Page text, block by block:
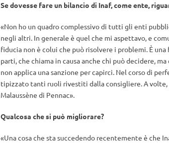
Se dovesse fare un bilancio di Inaf, come ente,
«Non ho un quadro complessivo di tutti gli enti
negli altri. In generale è quel che mi aspettavo, e
fiducia non è colui che può risolvere i problemi. È
parti, che chiama in causa anche chi può decidere,
non applica una sanzione per capirci. Nel corso di
tipizzato tanti ruoli rivestiti dalla consigliere. A volte,
Malaussène di Pennac».
Qualcosa che si può migliorare?
«Una cosa che sta succedendo recentemente è che